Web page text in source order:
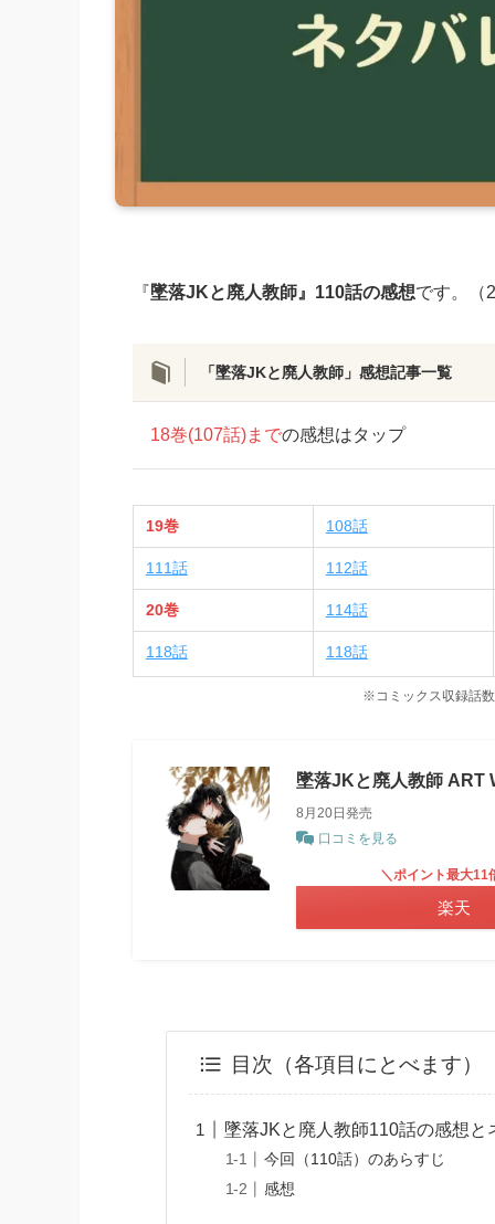
『墜落JKと廃人教師』110話の感想です。（
「墜落JKと廃人教師」感想記事一覧
18巻(107話)までの感想はタップ
19巻 108話
111話 112話
20巻 114話
118話 118話
※コミックス収録話
墜落JKと廃人教師 ART
8月20日発売
口コミを見る
＼ポイント最大11
楽天
目次（各項目にとべます）
墜落JKと廃人教師110話の感想と
今回（110話）のあらすじ
感想